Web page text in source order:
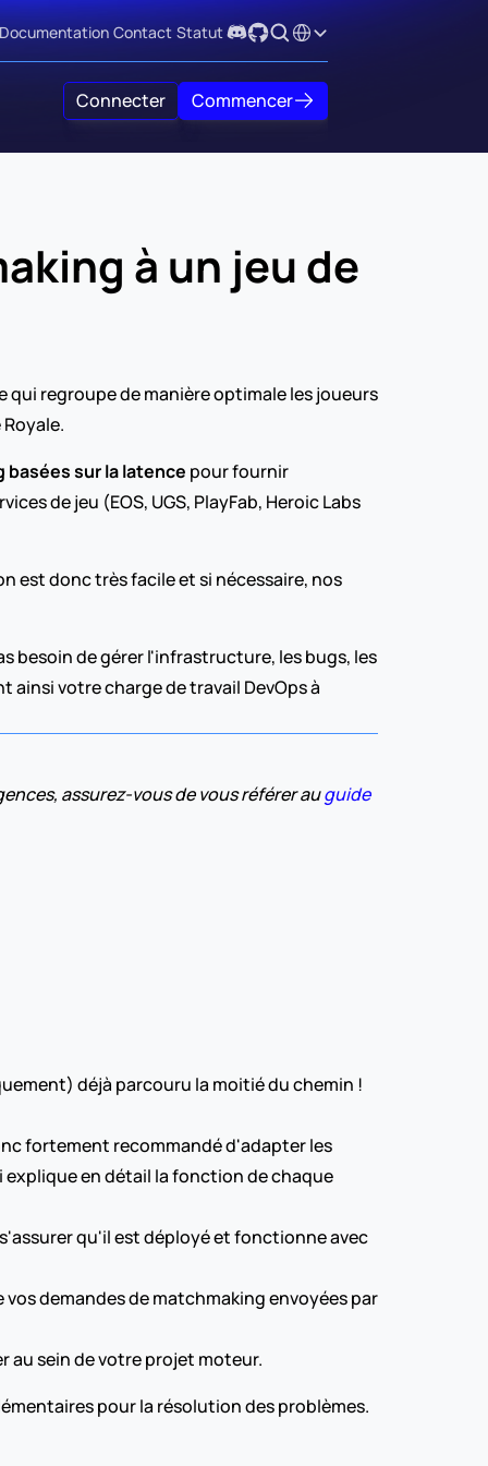
Documentation Contact Statut Select Language
Connecter Commencer
à un jeu de
regroupe de manière optimale les joueurs
basées sur la latence pour fournir
de jeu (EOS, UGS, PlayFab, Heroic Labs
Comme notre matchmaker est basé sur des paramètres, il n'est pas nécessaire d'écrire du code. L'intégration est donc très facile et si nécessaire, nos
besoin de gérer l'infrastructure, les bugs, les
ainsi votre charge de travail DevOps à
assurez-vous de vous référer au guide
déjà parcouru la moitié du chemin !
fortement recommandé d'adapter les
règles ci-dessus à votre jeu. L'étape 2 (« Explorer la Configuration ») est notre guide « comment lire » qui explique en détail la fonction de chaque
qu'il est déployé et fonctionne avec
demandes de matchmaking envoyées par
au sein de votre projet moteur.
pour la résolution des problèmes.